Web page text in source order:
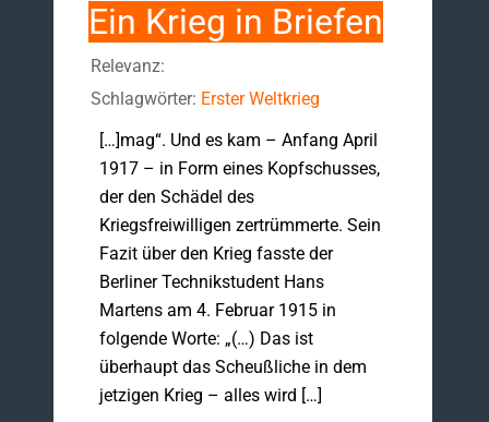
Ein Krieg in Briefen
Relevanz:
Schlagwörter: Erster Weltkrieg
[…]mag“. Und es kam – Anfang April
1917 – in Form eines Kopfschusses,
der den Schädel des
Kriegsfreiwilligen zertrümmerte. Sein
Fazit über den Krieg fasste der
Berliner Technikstudent Hans
Martens am 4. Februar 1915 in
folgende Worte: „(…) Das ist
überhaupt das Scheußliche in dem
jetzigen Krieg – alles wird […]